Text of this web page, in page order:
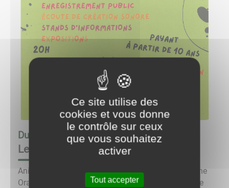
Du 25/05/24 à 16:00 au25/05/24 à 23:00
Le loup dans le Morvan
Animations et projections à la Maison du Patrimoine
Oral et au cinéma sur la thématique du loup dans le
Ce site utilise des
cookies et vous donne
le contrôle sur ceux
que vous souhaitez
activer
Tout accepter